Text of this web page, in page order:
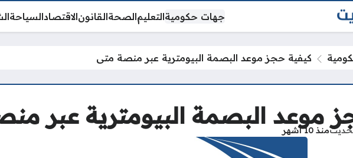
جهات حكوميةالتعليمالصحةالقانونالاقتصادالسياحة
كيفية حجز موعد البصمة البيومترية عبر منصة متى
موعد البصمة البيومترية عبر
منذ 10 أشهر